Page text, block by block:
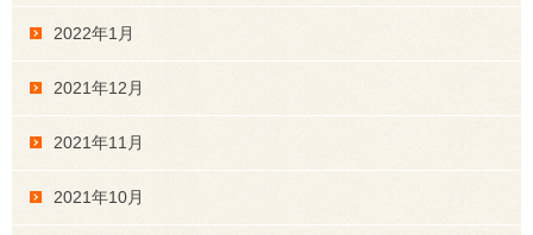
2022年1月
2021年12月
2021年11月
2021年10月